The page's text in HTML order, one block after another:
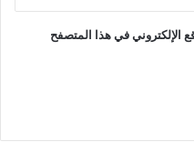
الإلكتروني في هذا المتصفح